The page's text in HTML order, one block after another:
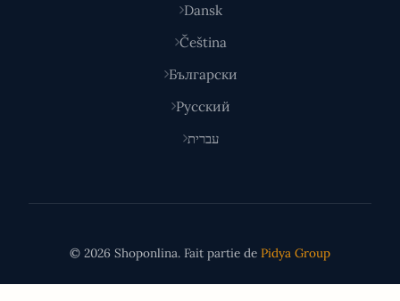
Dansk
Čeština
Български
Русский
עברית
© 2026 Shoponlina. Fait partie de Pidya Group